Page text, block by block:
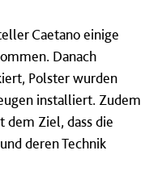
Caetano einige
Danach
Polster wurden
installiert. Zudem
dem Ziel, dass die
deren Technik